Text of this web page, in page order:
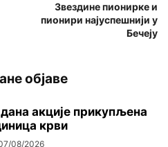
Звездине пионирке и
пионири најуспешнији у
Бечеју
објаве
акције прикупљена
крви
08/2026